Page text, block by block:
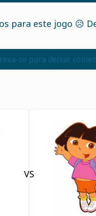
para este jogo 😥
se para deixar
VS